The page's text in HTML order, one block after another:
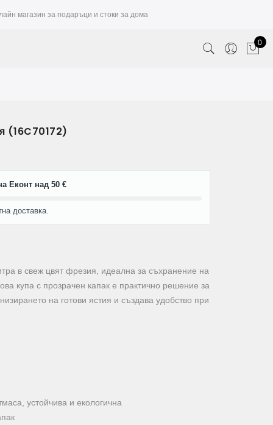
магазин за подаръци и стоки за дома
0
(16C70172)
Еконт над 50 €
доставка.
в свеж цвят фрезия, идеална за съхранение на
купа с прозрачен капак е практично решение за
на готови ястия и създава удобство при
устойчива и екологична